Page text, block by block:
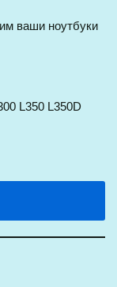
ваши ноутбуки
L350 L350D